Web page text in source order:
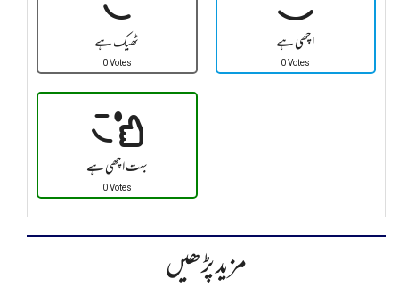
ٹھیک ہے
0 Votes
اچھی ہے
0 Votes
بہت اچھی ہے
0 Votes
مزید پڑھیں